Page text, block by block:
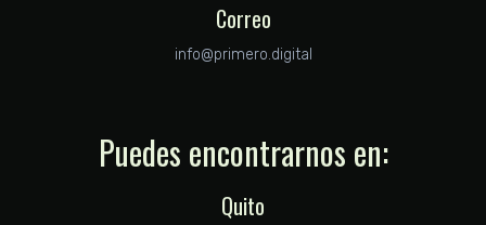
Correo
info@primero.digital
Puedes encontrarnos en:
Quito